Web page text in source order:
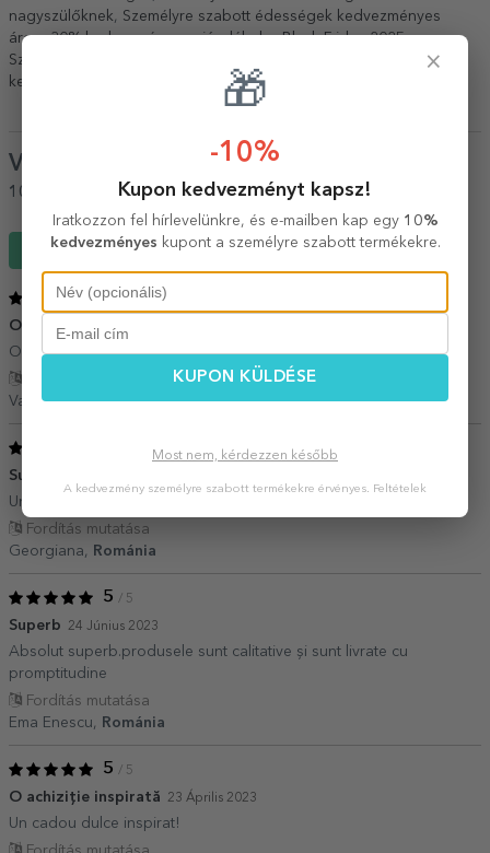
nagyszülőknek, Személyre szabott édességek kedvezményes
áron,30% kedvezményes ajándékok – Black Friday 2025,
Személyre szabott édességek – Fekete péntek 2025
Akár 40%
kedvezményes ajándékok
Vélemények
100%
ajánlaná egy barátjának
Írj egy véleményt
5/ 5
O achizitie inspirata
O surpriza minunata!
Valeria,Románia
Super ingenios
Un cadou excelent când ești lipsit de inspirație
Fordítás mutatása
Georgiana,
Románia
5 / 5
Superb 24 Június 2023
Absolut superb.produsele sunt calitative și sunt livrate cu
promptitudine
Fordítás mutatása
Ema Enescu,
Románia
5 / 5
O achiziție inspirată 23 Április 2023
Un cadou dulce inspirat!
×
🎁
-10%
Kupon kedvezményt kapsz!
Iratkozzon fel hírlevelünkre, és e-mailben kap egy 10%
kedvezményes kupont a személyre szabott termékekre.
KUPON KÜLDÉSE
Most nem, kérdezzen később
A kedvezmény személyre szabott termékekre érvényes. Feltételek